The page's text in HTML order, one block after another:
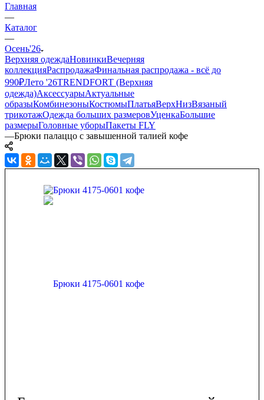
Главная
—
Каталог
—
Осень'26
Верхняя одеждаНовинкиВечерняя
коллекцияРаспродажаФинальная распродажа - всё до
990₽Лето '26TRENDFORT (Верхняя
одежда)АксессуарыАктуальные
образыКомбинезоныКостюмыПлатьяВерхНизВязаный
трикотажОдежда больших размеровУценкаБольшие
размерыГоловные уборыПакеты FLY
—Брюки палаццо с завышенной талией кофе